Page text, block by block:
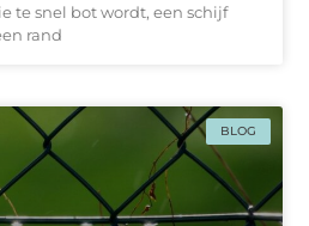
te snel bot wordt, een schijf
rand
BLOG